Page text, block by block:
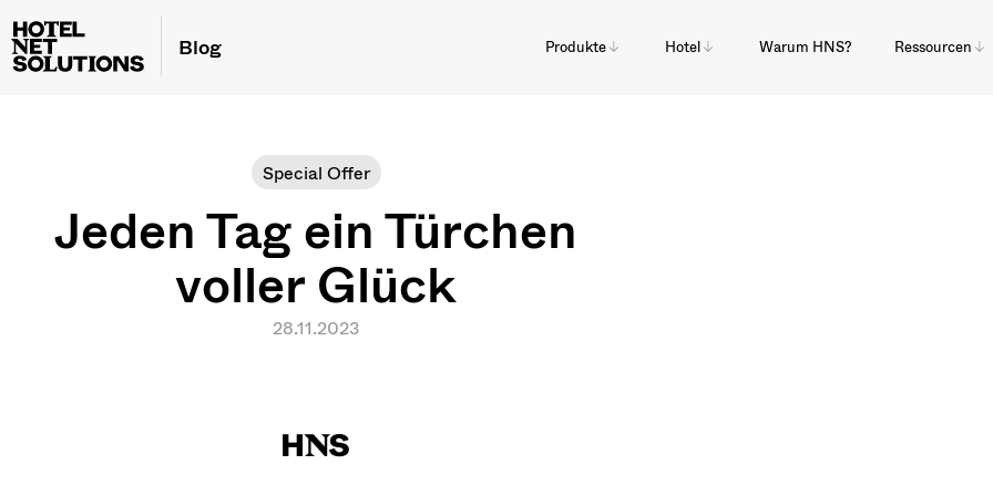
Blog Produkte Hotel Warum HNS? Ressourcen
Special Offer
Jeden Tag ein Türchen
voller Glück
28.11.2023